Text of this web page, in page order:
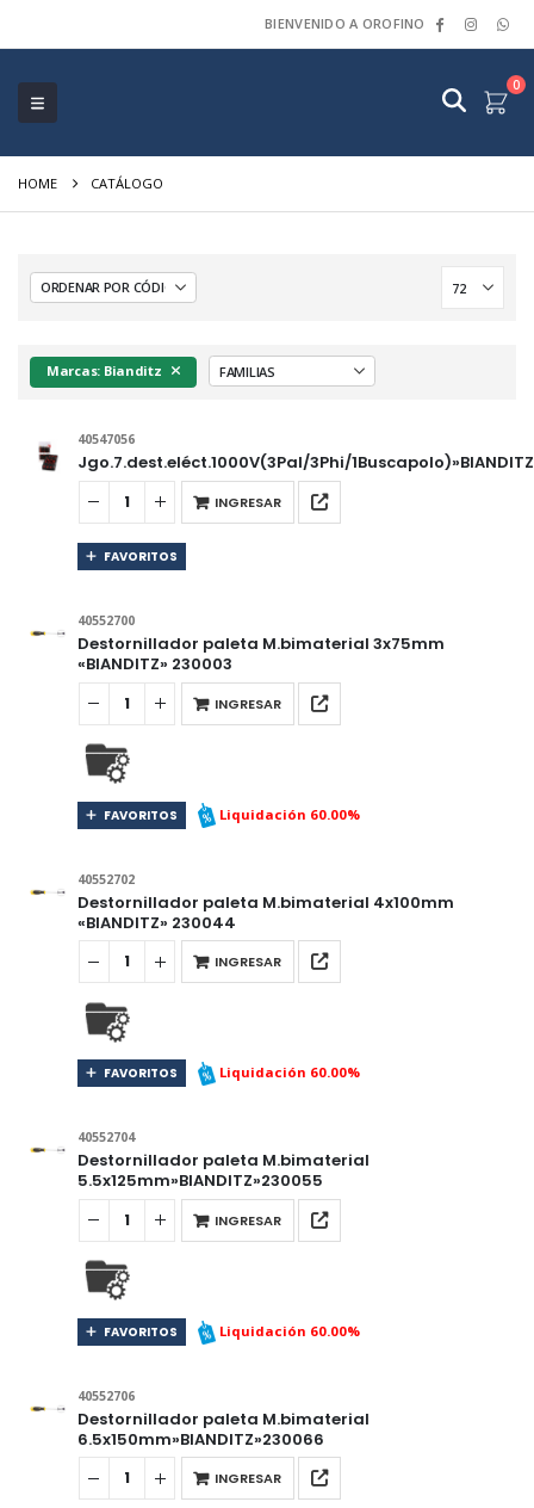
BIENVENIDO A OROFINO
0
HOME CATÁLOGO
Marcas: Bianditz
40547056
Jgo.7.dest.eléct.1000V(3Pal/3Phi/
INGRESAR
FAVORITOS
40552700
Destornillador paleta M.bimaterial 3x75mm
«BIANDITZ» 230003
INGRESAR
FAVORITOS Liquidación 60.00%
40552702
Destornillador paleta M.bimaterial 4x100mm
«BIANDITZ» 230044
INGRESAR
FAVORITOS Liquidación 60.00%
40552704
Destornillador paleta M.bimaterial
5.5x125mm»BIANDITZ»230055
INGRESAR
FAVORITOS Liquidación 60.00%
40552706
Destornillador paleta M.bimaterial
6.5x150mm»BIANDITZ»230066
INGRESAR